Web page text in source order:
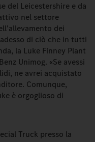
del Leicestershire e da
nel settore
dei
di ciò che in tutti
la Luke Finney Plant
Unimog. «Se avessi
ne avrei acquistato
Comunque,
è orgoglioso di
Truck presso la